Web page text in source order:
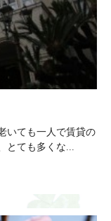
いても一人で賃貸の
とても多くな...